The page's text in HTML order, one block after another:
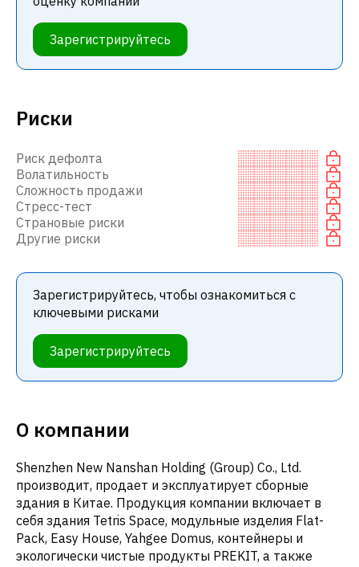
Риски
Риск дефолта
Волатильность
Сложность продажи
Стресс-тест
Страновые риски
Другие риски
Зарегистрируйтесь, чтобы ознакомиться с
ключевыми рисками
Зарегистрируйтесь
О компании
Shenzhen New Nanshan Holding (Group) Co., Ltd.
производит, продает и эксплуатирует сборные
здания в Китае. Продукция компании включает в
себя здания Tetris Space, модульные изделия Flat-
Pack, Easy House, Yahgee Domus, контейнеры и
экологически чистые продукты PREKIT, а также
Зарегистрируйтесь